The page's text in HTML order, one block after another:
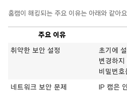
홈캠이 해킹되는 주요 이유는 아래와 같아
주요 이유
취약한 보안 설정
초기에
변경하
비밀번호
네트워크 보안 문제
IP 캠은